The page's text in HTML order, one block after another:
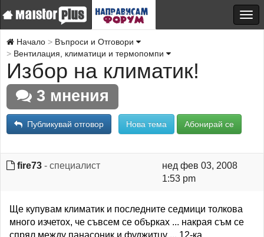
Начало
Въпроси и Отговори
Вентилация, климатици и термопомпи
Избор на климатик!
3 мнения
Публикувай отговор Нова тема Абонирай се
fire73 - специалист
нед фев 03, 2008
1:53 pm
Ще купувам климатик и последните седмици толкова
много изчетох, че съвсем се обърках ... накрая съм се
спрял между панасоник и фуджитцу ... 12-ка